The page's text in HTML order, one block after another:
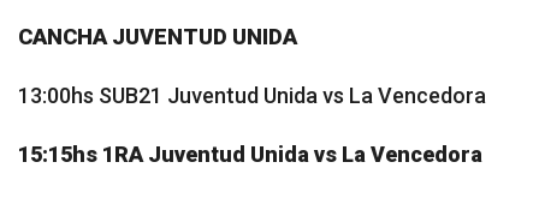
CANCHA JUVENTUD UNIDA
13:00hs SUB21 Juventud Unida vs La Vencedora
15:15hs 1RA Juventud Unida vs La Vencedora